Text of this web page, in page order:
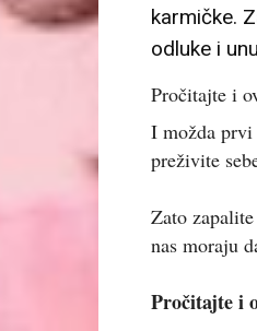
karmičke.
odluke i
Pročitajte i
I možda prvi
preživite
Zato
nas moraju
Pročitajte i